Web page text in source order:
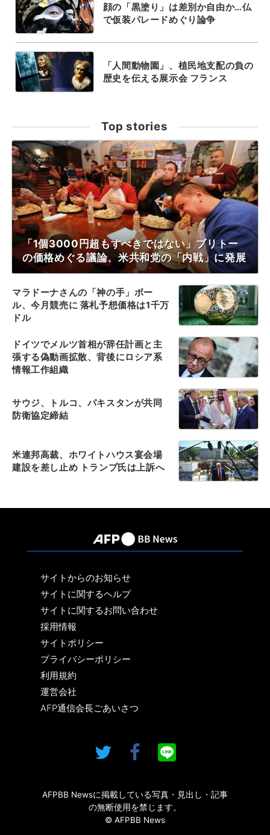
顔の「黒塗り」は差別か自由か…仏
で仮装パレードめぐり論争
「人間動物園」、植民地支配の負の
歴史を伝える展示会 フランス
Top stories
「1個3000円超もすべきではない」ブリトー
の価格めぐる議論、米共和党の「内戦」に発展
マラドーナさんの「神の手」ボー
ル、今月競売に 落札予想価格は1千万
ドル
ドイツでメルツ首相が辞任計画と主
張する偽動画拡散、背後にロシア系
情報工作組織
サウジ、トルコ、パキスタンが共同
防衛協定締結
米連邦高裁、ホワイトハウス宴会場
建設を差し止め トランプ氏は上訴へ
サイトからのお知らせ
サイトに関するヘルプ
サイトに関するお問い合わせ
採用情報
サイトポリシー
プライバシーポリシー
利用規約
運営会社
AFP通信会長ごあいさつ
AFPBB Newsに掲載している写真・見出し・記事
の無断使用を禁じます。
© AFPBB News